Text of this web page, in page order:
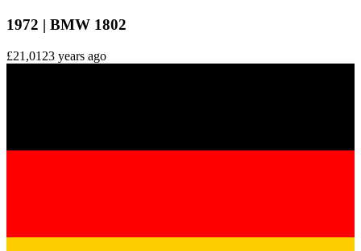
1972 | BMW 1802
£21,0123 years ago